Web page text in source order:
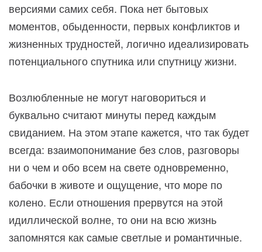
версиями самих себя. Пока нет бытовых
моментов, обыденности, первых конфликтов и
жизненных трудностей, логично идеализировать
потенциального спутника или спутницу жизни.
Возлюбленные не могут наговориться и
буквально считают минуты перед каждым
свиданием. На этом этапе кажется, что так будет
всегда: взаимопонимание без слов, разговоры
ни о чем и обо всем на свете одновременно,
бабочки в животе и ощущение, что море по
колено. Если отношения прервутся на этой
идиллической волне, то они на всю жизнь
запомнятся как самые светлые и романтичные.